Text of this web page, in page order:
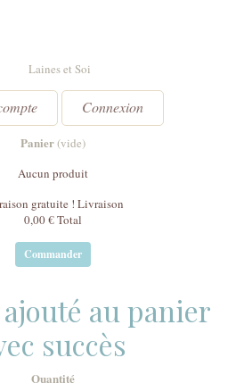
Connexion
Panier(vide)
Aucun produit
gratuite ! Livraison
0,00 €Total
Commander
au panier
succès
Quantité